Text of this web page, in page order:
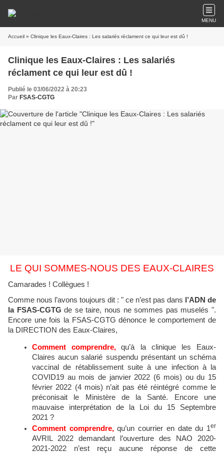
MENU
Accueil » Clinique les Eaux-Claires : Les salariés réclament ce qui leur est dû !
Clinique les Eaux-Claires : Les salariés
réclament ce qui leur est dû !
Publié le 03/06/2022 à 20:23
Par FSAS-CGTG
LE QUI SOMMES-NOUS DES EAUX-CLAIRES
Camarades ! Collègues !
Comme nous l’avons toujours dit : " ce n’est pas dans
l’ADN de
la FSAS-CGTG de se taire, nous ne sommes pas muselés ".
Encore une fois la FSAS-CGTG dénonce le comportement de
la DIRECTION des Eaux-Claires,
Comment comprendre,
qu’à la clinique les Eaux-
Claires aucun salarié suspendu présentant un schéma
vaccinal de rétablissement suite à une infection à la
COVID19 au mois de janvier 2022 (6 mois) ou du 15
février 2022 (4 mois) n’ait pas été réintégré comme le
préconisait le Ministère de la Santé. Encore une
mauvaise interprétation de la Loi du 15 Septembre
2021 ?
Comment comprendre,qu’un courrier en date du 1er
AVRIL 2022 demandant l’ouverture des NAO 2020-
2021-2022 n’est reçu aucune réponse de cette